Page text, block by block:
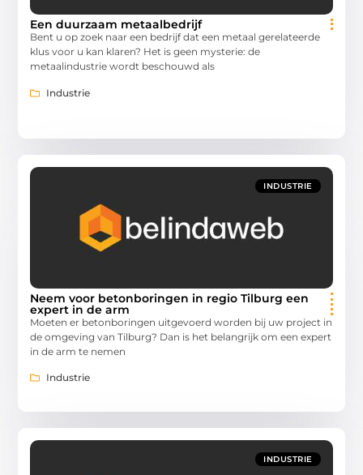
Een duurzaam metaalbedrijf
Bent u op zoek naar een bedrijf dat een metaal gerelateerde
klus voor u kan klaren? Het is geen mysterie: de
metaalindustrie wordt beschouwd als
Industrie
INDUSTRIE
Neem voor betonboringen in regio Tilburg een
expert in de arm
Moeten er betonboringen uitgevoerd worden bij uw project in
de omgeving van Tilburg? Dan is het belangrijk om een expert
in de arm te nemen
Industrie
INDUSTRIE